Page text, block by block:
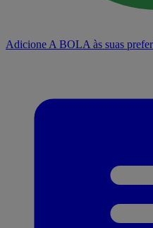
Adicione A BOLA às suas